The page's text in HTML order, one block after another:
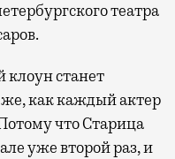
театра
клоун станет
как каждый актер
что Старица
уже второй раз, и